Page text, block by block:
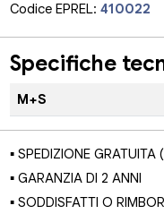
Codice EPREL:410022
Specifiche
M+S
▪ SPEDIZIONE
▪ GARANZIA DI 2 ANNI
▪ SODDISFATTI O